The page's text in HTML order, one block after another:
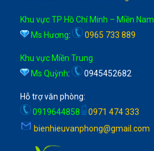
Khu vực TP Hồ Chí Minh – Miền Nam
Ms Hương: 0965 733 889
Khu vực Miền Trung
Ms Quỳnh: 0945452682
Hỗ trợ văn phòng:
0919644858
0971 474 333
bienhieuvanphong@gmail.com